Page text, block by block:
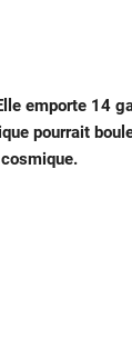
emporte 14
pourrait